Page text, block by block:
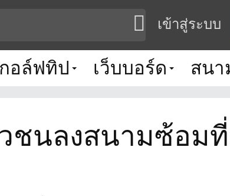
เข้าสู่ระบบ
กอล์ฟทิป เว็บบอร์ด สน
วชนลงสนามซ้อม